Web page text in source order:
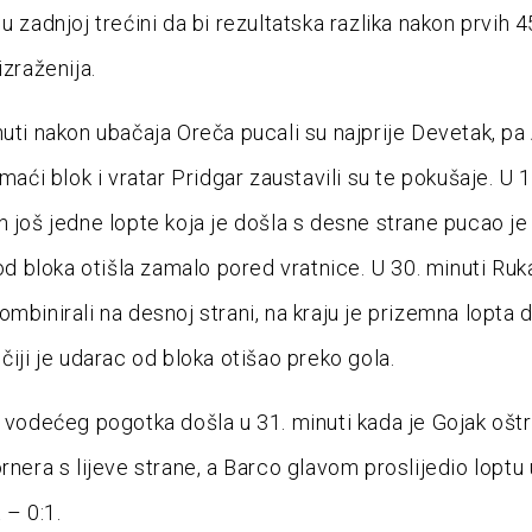
zadnjoj trećini da bi rezultatska razlika nakon prvih
nakon ubačaja Oreča pucali su najprije Devetak, pa
blok i vratar Pridgar zaustavili su te pokušaje. U
još jedne lopte koja je došla s desne strane pucao je
bloka otišla zamalo pored vratnice. U 30. minuti
na desnoj strani, na kraju je prizemna lopta
je udarac od bloka otišao preko gola.
pogotka došla u 31. minuti kada je Gojak
s lijeve strane, a Barco glavom proslijedio loptu
0:1.